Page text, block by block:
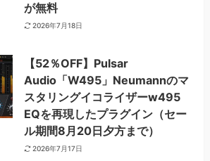
が無料
2026年7月18日
【52％OFF】Pulsar
Audio「W495」Neumannのマ
スタリングイコライザーw495
EQを再現したプラグイン（セー
ル期間8月20日夕方まで）
2026年7月17日